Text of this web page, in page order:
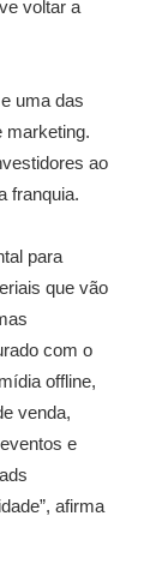
voltar a
uma das
marketing.
ao
franquia.
para
que vão
com o
offline,
venda,
e
afirma